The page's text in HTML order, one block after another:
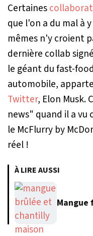
Certaines
que l'on a du mal à
mêmes n'y croient
dernière collab
le géant du fast-
automobile,
Twitter, Elon Musk.
news" quand il a
le McFlurry by
réel !
À LIRE AUSSI
Mangue